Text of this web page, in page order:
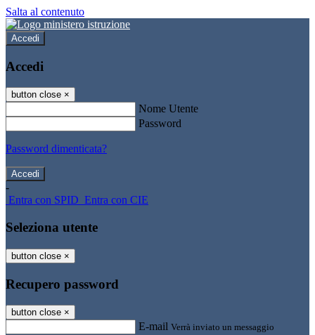
Salta al contenuto
Accedi
Accedi
button close ×
Nome Utente
Password
Password dimenticata?
-
Entra con SPID Entra con CIE
Seleziona utente
button close ×
Recupero password
button close ×
E-mail Verrà inviato un messaggio